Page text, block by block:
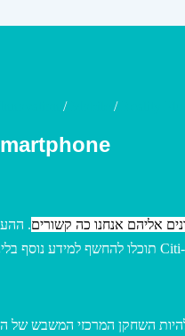
/ /
אליהם אנחנו כה קשורים.